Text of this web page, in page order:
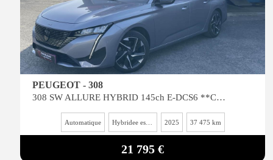
PEUGEOT - 308
308 SW ALLURE HYBRID 145ch E-DCS6 **CAMERA 360**
Automatique Hybridee essence 2025 37 475 km
21 795 €